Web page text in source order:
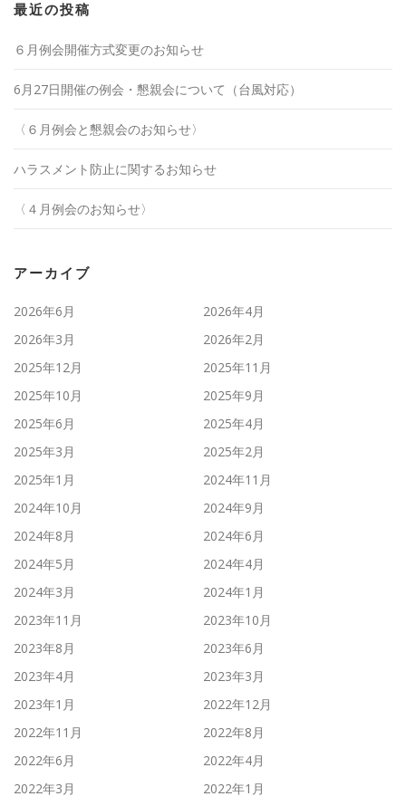
最近の投稿
６月例会開催方式変更のお知らせ
6月27日開催の例会・懇親会について（台風対応）
〈６月例会と懇親会のお知らせ〉
ハラスメント防止に関するお知らせ
〈４月例会のお知らせ〉
アーカイブ
2026年6月
2026年4月
2026年3月
2026年2月
2025年12月
2025年11月
2025年10月
2025年9月
2025年6月
2025年4月
2025年3月
2025年2月
2025年1月
2024年11月
2024年10月
2024年9月
2024年8月
2024年6月
2024年5月
2024年4月
2024年3月
2024年1月
2023年11月
2023年10月
2023年8月
2023年6月
2023年4月
2023年3月
2023年1月
2022年12月
2022年11月
2022年8月
2022年6月
2022年4月
2022年3月
2022年1月